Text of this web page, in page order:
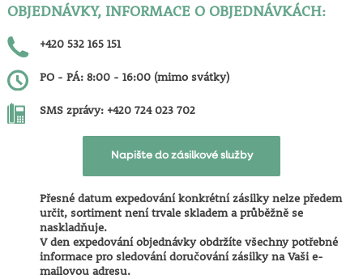
OBJEDNÁVKY, INFORMACE O OBJEDNÁVKÁCH:
+420 532 165 151
PO - PÁ: 8:00 - 16:00 (mimo svátky)
SMS zprávy: +420 724 023 702
Napište do zásilkové služby
Přesné datum expedování konkrétní zásilky nelze předem
určit, sortiment není trvale skladem a průběžně se
naskladňuje.
V den expedování objednávky obdržíte všechny potřebné
informace pro sledování doručování zásilky na Vaši e-
mailovou adresu.